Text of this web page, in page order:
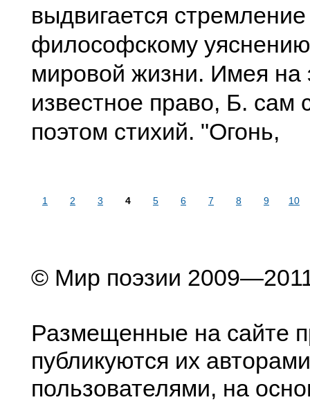
выдвигается стремление
философскому
мировой жизни. Имея на
известное право, Б. сам
поэтом стихий. "Огонь,
1 2 3 4 5 6 7 8 9 10
© Мир поэзии
Размещенные на сайте
публикуются их
пользователями, на